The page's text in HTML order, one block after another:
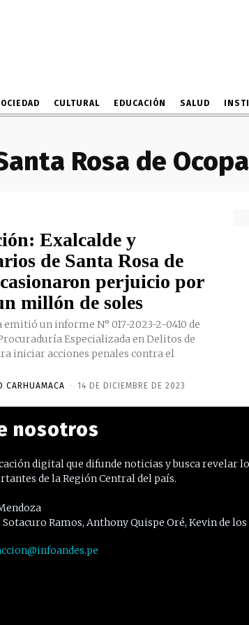
CULTURAL EDUCACIÓN SALUD
Rosa de Ocopa
Exalcalde y
de Santa Rosa de
perjuicio por
millón de soles
un informe N° 017-2023-2-0410 de
Especializada en Delitos de
iniciar acciones penales contra el
CARHUAMACA - 14 DE DICIEMBRE DE 2023
nosotros
digital que difunde noticias y busca revelar
de la Región Central del país.
Ramos, Anthony Quispe Oré, Kevin de los